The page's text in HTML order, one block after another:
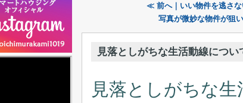
≪ 前へ｜いい物件を逃さな
写真が微妙な物件が狙
見落としがちな生活動線につい
見落としがちな生